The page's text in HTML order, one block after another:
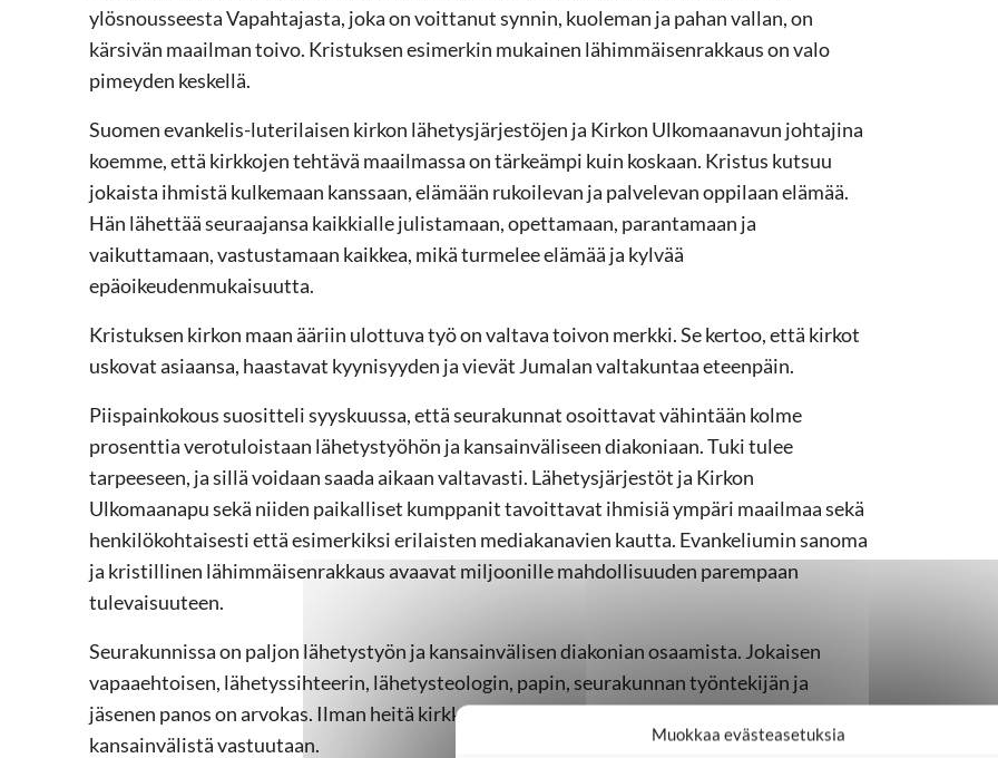
Muokkaa evästeasetuksia
ylösnousseesta Vapahtajasta, joka on voittanut synnin, kuoleman ja pahan vallan, on
kärsivän maailman toivo. Kristuksen esimerkin mukainen lähimmäisenrakkaus on valo
pimeyden keskellä.
Suomen evankelis-luterilaisen kirkon lähetysjärjestöjen ja Kirkon Ulkomaanavun johtajina
koemme, että kirkkojen tehtävä maailmassa on tärkeämpi kuin koskaan. Kristus kutsuu
jokaista ihmistä kulkemaan kanssaan, elämään rukoilevan ja palvelevan oppilaan elämää.
Hän lähettää seuraajansa kaikkialle julistamaan, opettamaan, parantamaan ja
vaikuttamaan, vastustamaan kaikkea, mikä turmelee elämää ja kylvää
epäoikeudenmukaisuutta.
Kristuksen kirkon maan ääriin ulottuva työ on valtava toivon merkki. Se kertoo, että kirkot
uskovat asiaansa, haastavat kyynisyyden ja vievät Jumalan valtakuntaa eteenpäin.
Piispainkokous suositteli syyskuussa, että seurakunnat osoittavat vähintään kolme
prosenttia verotuloistaan lähetystyöhön ja kansainväliseen diakoniaan. Tuki tulee
tarpeeseen, ja sillä voidaan saada aikaan valtavasti. Lähetysjärjestöt ja Kirkon
Ulkomaanapu sekä niiden paikalliset kumppanit tavoittavat ihmisiä ympäri maailmaa sekä
henkilökohtaisesti että esimerkiksi erilaisten mediakanavien kautta. Evankeliumin sanoma
ja kristillinen lähimmäisenrakkaus avaavat miljoonille mahdollisuuden parempaan
tulevaisuuteen.
Seurakunnissa on paljon lähetystyön ja kansainvälisen diakonian osaamista. Jokaisen
vapaaehtoisen, lähetyssihteerin, lähetysteologin, papin, seurakunnan työntekijän ja
jäsenen panos on arvokas. Ilman heitä kirkko ei voi toteuttaa lähetyskäskyä ja
kansainvälistä vastuutaan.